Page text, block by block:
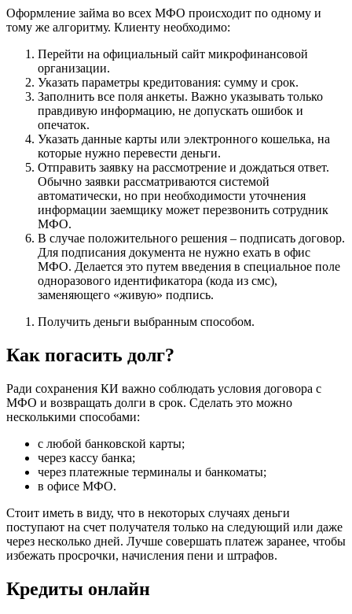
Оформление займа во всех МФО происходит по одному и
тому же алгоритму. Клиенту необходимо:
Перейти на официальный сайт микрофинансовой
организации.
Указать параметры кредитования: сумму и срок.
Заполнить все поля анкеты. Важно указывать только
правдивую информацию, не допускать ошибок и
опечаток.
Указать данные карты или электронного кошелька, на
которые нужно перевести деньги.
Отправить заявку на рассмотрение и дождаться ответ.
Обычно заявки рассматриваются системой
автоматически, но при необходимости уточнения
информации заемщику может перезвонить сотрудник
МФО.
В случае положительного решения – подписать договор.
Для подписания документа не нужно ехать в офис
МФО. Делается это путем введения в специальное поле
одноразового идентификатора (кода из смс),
заменяющего «живую» подпись.
Получить деньги выбранным способом.
Как погасить долг?
Ради сохранения КИ важно соблюдать условия договора с
МФО и возвращать долги в срок. Сделать это можно
несколькими способами:
с любой банковской карты;
через кассу банка;
через платежные терминалы и банкоматы;
в офисе МФО.
Стоит иметь в виду, что в некоторых случаях деньги
поступают на счет получателя только на следующий или даже
через несколько дней. Лучше совершать платеж заранее, чтобы
избежать просрочки, начисления пени и штрафов.
Кредиты онлайн